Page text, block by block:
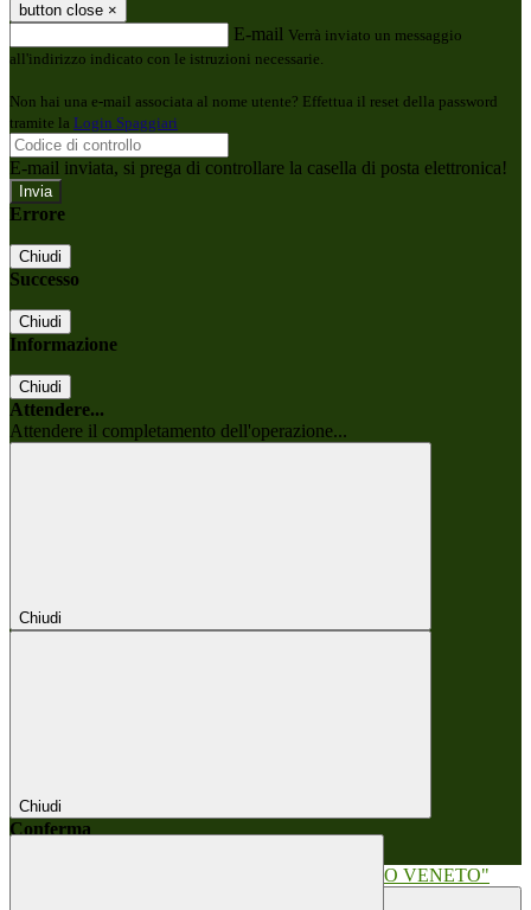
button close ×
E-mail Verrà inviato un messaggio
all'indirizzo indicato con le istruzioni necessarie.
Non hai una e-mail associata al nome utente? Effettua il reset della password
tramite la Login Spaggiari
E-mail inviata, si prega di controllare la casella di posta elettronica!
Errore
Chiudi
Successo
Chiudi
Informazione
Chiudi
Attendere...
Attendere il completamento dell'operazione...
Chiudi
Chiudi
Conferma